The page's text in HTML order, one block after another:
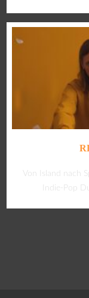
Von Island nach
Indie-Pop